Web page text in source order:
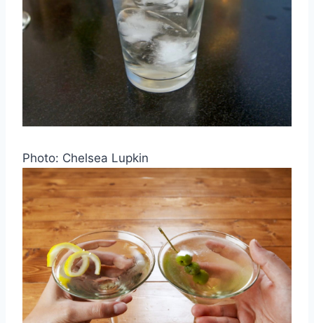
Photo: Chelsea Lupkin